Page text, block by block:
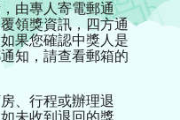
由專人寄電郵通
領獎資訊，四方通
果您確認中獎人是
知，請查看郵箱的
、行程或辦理退